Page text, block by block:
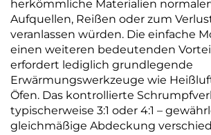
herkömmliche Materialien
Aufquellen, Reißen oder zum
veranlassen würden. Die einfache
einen weiteren bedeutenden
erfordert lediglich grundlegende
Erwärmungswerkzeuge wie
Öfen. Das kontrollierte
typischerweise 3:1 oder 4:1 –
gleichmäßige Abdeckung